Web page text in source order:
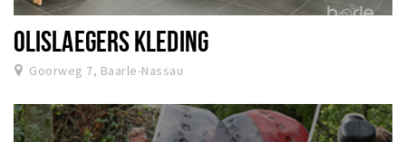
OLISLAEGERS KLEDING
Goorweg 7, Baarle-Nassau